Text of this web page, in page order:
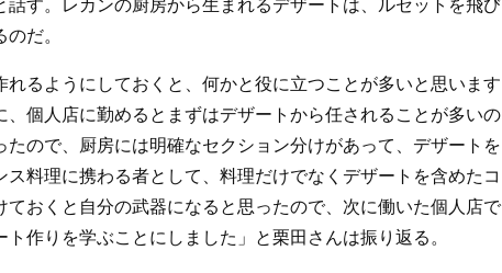
話す。レカンの厨房から生まれるデザートは、ルセットを飛び
だ。
れるようにしておくと、何かと役に立つことが多いと思います
、個人店に勤めるとまずはデザートから任されることが多いの
ので、厨房には明確なセクション分けがあって、デザートを
料理に携わる者として、料理だけでなくデザートを含めたコ
おくと自分の武器になると思ったので、次に働いた個人店で
作りを学ぶことにしました」と栗田さんは振り返る。